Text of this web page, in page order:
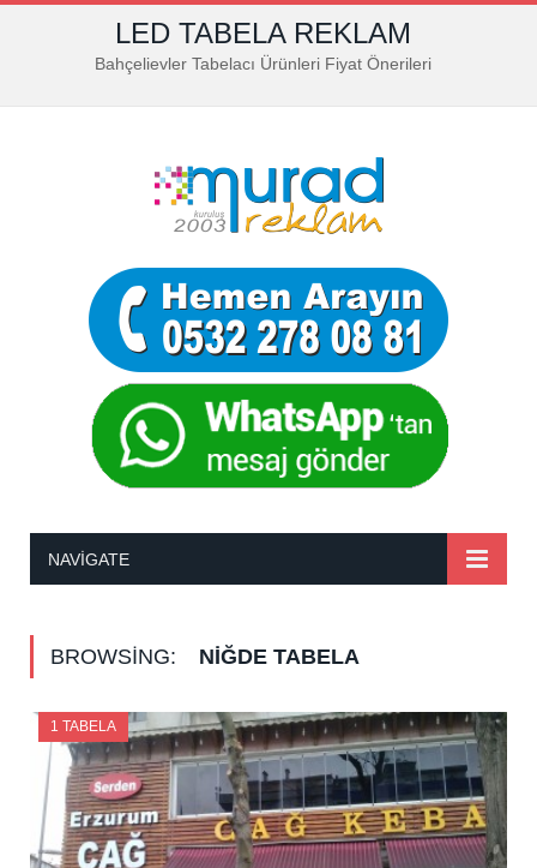
LED TABELA REKLAM
Bahçelievler Tabelacı Ürünleri Fiyat Önerileri
NAVIGATE
BROWSING: NIĞDE TABELA
1 TABELA